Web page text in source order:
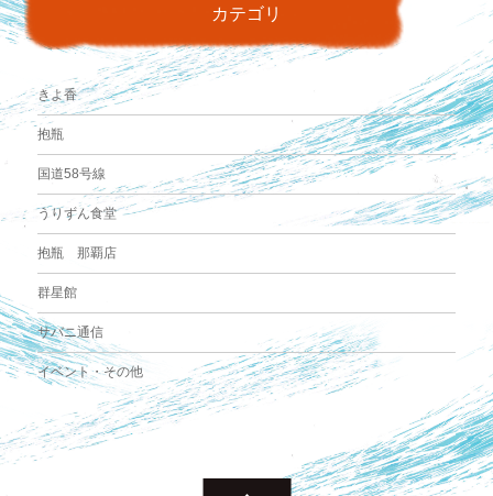
カテゴリ
きよ香
抱瓶
国道58号線
うりずん食堂
抱瓶 那覇店
群星館
サバニ通信
イベント・その他